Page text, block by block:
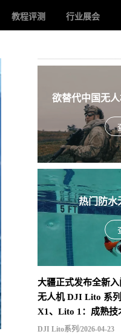
教程评测 行业展会
欲替代中国无
场，盘点入围美
热门防水
大疆正式发布全新
无人机 DJI Lito 系
X1、Lito 1：成熟技
重组，更低价格的选
DJI Lito系列/2026-04-23